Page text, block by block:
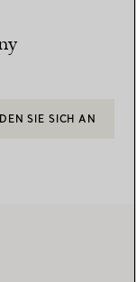
SIE SICH AN